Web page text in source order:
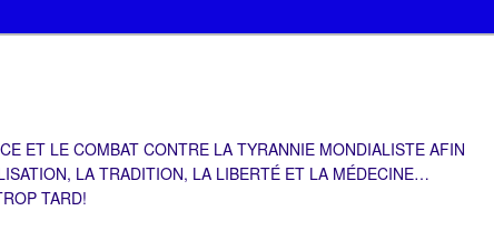
ET LE COMBAT CONTRE LA TYRANNIE MONDIALISTE AFIN
LA TRADITION, LA LIBERTÉ ET LA MÉDECINE…
TARD!